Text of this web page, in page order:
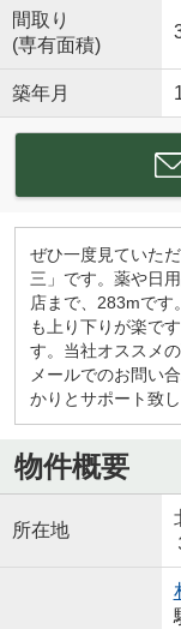
間取り
(専有面積)
築年月
ぜひ一度見ていた
三」です。薬や日
店まで、283mです
も上り下りが楽で
す。当社オススメ
メールでのお問い
かりとサポート致し
物件概要
所在地